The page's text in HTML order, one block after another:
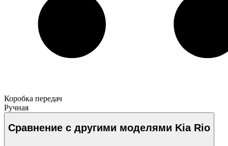
Коробка передач
Ручная
Сравнение с другими моделями Kia Rio